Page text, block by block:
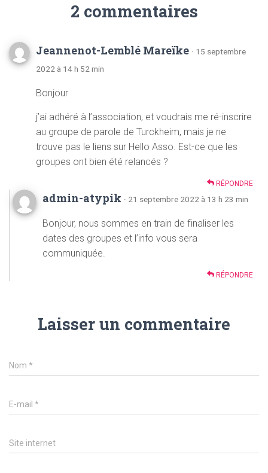
2 commentaires
Jeannenot-Lemblé Mareïke · 15 septembre
2022 à 14 h 52 min
Bonjour
j’ai adhéré à l’association, et voudrais me ré-inscrire
au groupe de parole de Turckheim, mais je ne
trouve pas le liens sur Hello Asso. Est-ce que les
groupes ont bien été relancés ?
RÉPONDRE
admin-atypik · 21 septembre 2022 à 13 h 23 min
Bonjour, nous sommes en train de finaliser les
dates des groupes et l’info vous sera
communiquée.
RÉPONDRE
Laisser un commentaire
Nom *
E-mail *
Site internet